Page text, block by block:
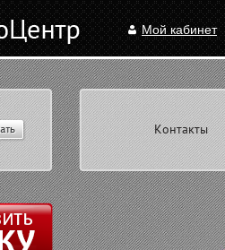
Мой кабинет
Контакты